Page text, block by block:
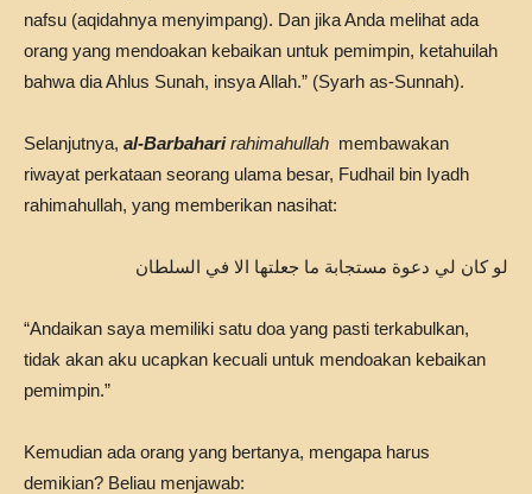
nafsu (aqidahnya menyimpang). Dan jika Anda melihat ada
orang yang mendoakan kebaikan untuk pemimpin, ketahuilah
bahwa dia Ahlus Sunah, insya Allah.” (Syarh as-Sunnah).
Selanjutnya, al-Barbaharirahimahullah membawakan
riwayat perkataan seorang ulama besar, Fudhail bin Iyadh
rahimahullah, yang memberikan nasihat:
لو كان لي دعوة مستجابة ما جعلتها الا في السلطان
“Andaikan saya memiliki satu doa yang pasti terkabulkan,
tidak akan aku ucapkan kecuali untuk mendoakan kebaikan
pemimpin.”
Kemudian ada orang yang bertanya, mengapa harus
demikian? Beliau menjawab: